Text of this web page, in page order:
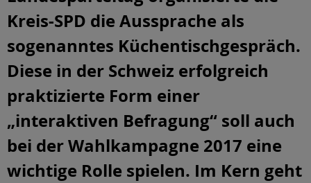
Kreis-SPD die Aussprache als
sogenanntes Küchentischgespräch.
Diese in der Schweiz erfolgreich
praktizierte Form einer
„interaktiven Befragung“ soll auch
bei der Wahlkampagne 2017 eine
wichtige Rolle spielen. Im Kern geht